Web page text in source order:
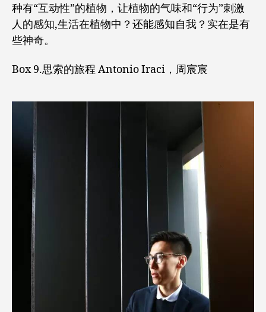
种有“互动性”的植物，让植物的气味和“行为”刺激
人的感知,生活在植物中？还能感知自我？实在是有
些神奇。
Box 9.思索的旅程 Antonio Iraci，周宸宸